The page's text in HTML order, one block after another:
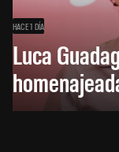
HACE 1 DÍA
Luca